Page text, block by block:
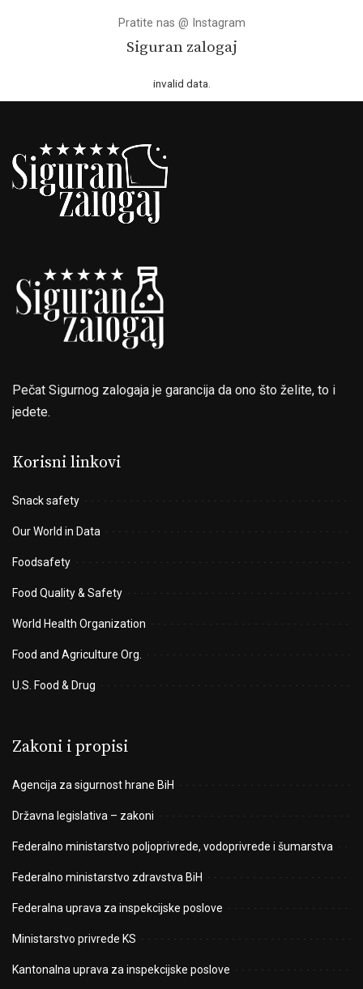
Pratite nas @ Instagram
Siguran zalogaj
invalid data.
Pečat Sigurnog zalogaja je garancija da ono što želite, to i
jedete.
Korisni linkovi
Snack safety
Our World in Data
Foodsafety
Food Quality & Safety
World Health Organization
Food and Agriculture Org.
U.S. Food & Drug
Zakoni i propisi
Agencija za sigurnost hrane BiH
Državna legislativa – zakoni
Federalno ministarstvo poljoprivrede, vodoprivrede i šumarstva
Federalno ministarstvo zdravstva BiH
Federalna uprava za inspekcijske poslove
Ministarstvo privrede KS
Kantonalna uprava za inspekcijske poslove